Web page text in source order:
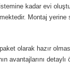
kadar evi
Montaj
olarak hazır
avantajlarını